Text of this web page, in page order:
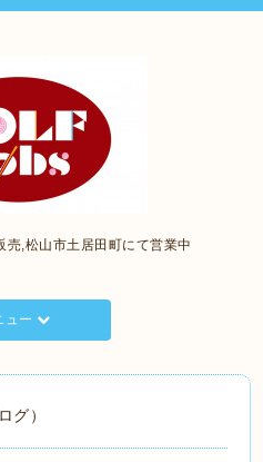
売,松山市土居田町にて営業中
ュー
グ）